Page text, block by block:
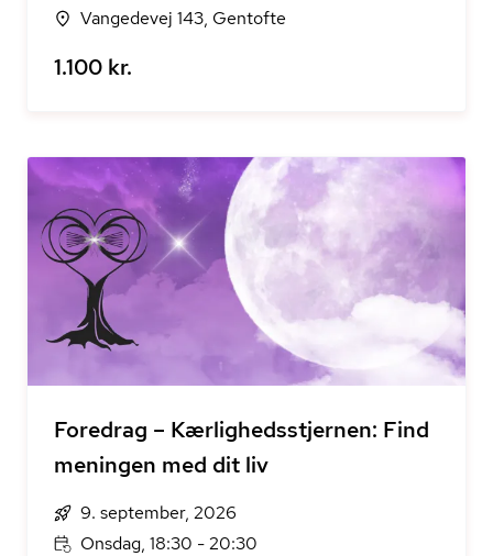
Vangedevej 143, Gentofte
1.100 kr.
Foredrag – Kærlighedsstjernen: Find
meningen med dit liv
9. september, 2026
Onsdag, 18:30 - 20:30